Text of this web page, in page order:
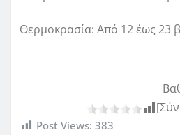
Θερμοκρασία: Από 12 έως 23
Post Views: 383